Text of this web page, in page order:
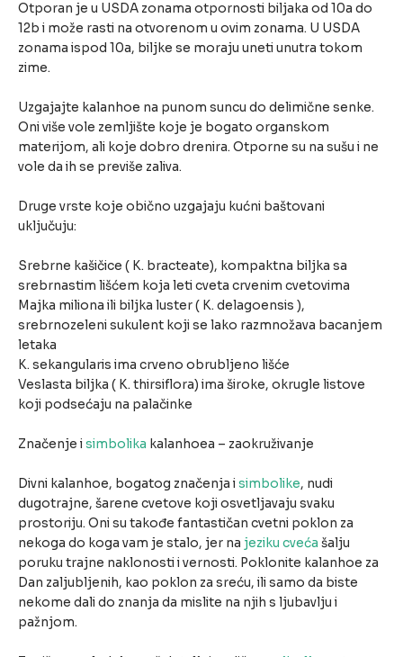
Otporan je u USDA zonama otpornosti biljaka od 10a do
12b i može rasti na otvorenom u ovim zonama. U USDA
zonama ispod 10a, biljke se moraju uneti unutra tokom
zime.
Uzgajajte kalanhoe na punom suncu do delimične senke.
Oni više vole zemljište koje je bogato organskom
materijom, ali koje dobro drenira. Otporne su na sušu i ne
vole da ih se previše zaliva.
Druge vrste koje obično uzgajaju kućni baštovani
uključuju:
Srebrne kašičice ( K. bracteate), kompaktna biljka sa
srebrnastim lišćem koja leti cveta crvenim cvetovima
Majka miliona ili biljka luster ( K. delagoensis ),
srebrnozeleni sukulent koji se lako razmnožava bacanjem
letaka
K. sekangularis ima crveno obrubljeno lišće
Veslasta biljka ( K. thirsiflora) ima široke, okrugle listove
koji podsećaju na palačinke
Značenje isimbolika kalanhoea – zaokruživanje
Divni kalanhoe, bogatog značenja isimbolike, nudi
dugotrajne, šarene cvetove koji osvetljavaju svaku
prostoriju. Oni su takođe fantastičan cvetni poklon za
nekoga do koga vam je stalo, jer na jeziku cveća šalju
poruku trajne naklonosti i vernosti. Poklonite kalanhoe za
Dan zaljubljenih, kao poklon za sreću, ili samo da biste
nekome dali do znanja da mislite na njih s ljubavlju i
pažnjom.